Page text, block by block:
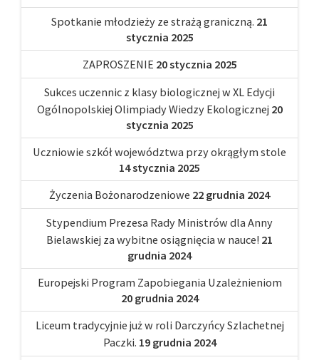
Spotkanie młodzieży ze strażą graniczną. 21
stycznia 2025
ZAPROSZENIE 20 stycznia 2025
Sukces uczennic z klasy biologicznej w XL Edycji
Ogólnopolskiej Olimpiady Wiedzy Ekologicznej 20
stycznia 2025
Uczniowie szkół województwa przy okrągłym stole
14 stycznia 2025
Życzenia Bożonarodzeniowe 22 grudnia 2024
Stypendium Prezesa Rady Ministrów dla Anny
Bielawskiej za wybitne osiągnięcia w nauce! 21
grudnia 2024
Europejski Program Zapobiegania Uzależnieniom
20 grudnia 2024
Liceum tradycyjnie już w roli Darczyńcy Szlachetnej
Paczki. 19 grudnia 2024